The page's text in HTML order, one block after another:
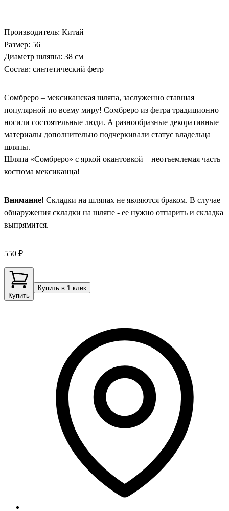
Производитель: Китай
Размер: 56
Диаметр шляпы: 38 см
Состав: синтетический фетр
Сомбреро – мексиканская шляпа, заслуженно ставшая
популярной по всему миру! Сомбреро из фетра традиционно
носили состоятельные люди. А разнообразные декоративные
материалы дополнительно подчеркивали статус владельца
шляпы.
Шляпа «Сомбреро» с яркой окантовкой – неотъемлемая часть
костюма мексиканца!
Внимание! Складки на шляпах не являются браком. В случае
обнаружения складки на шляпе - ее нужно отпарить и складка
выпрямится.
550 ₽
Купить
Купить в 1 клик